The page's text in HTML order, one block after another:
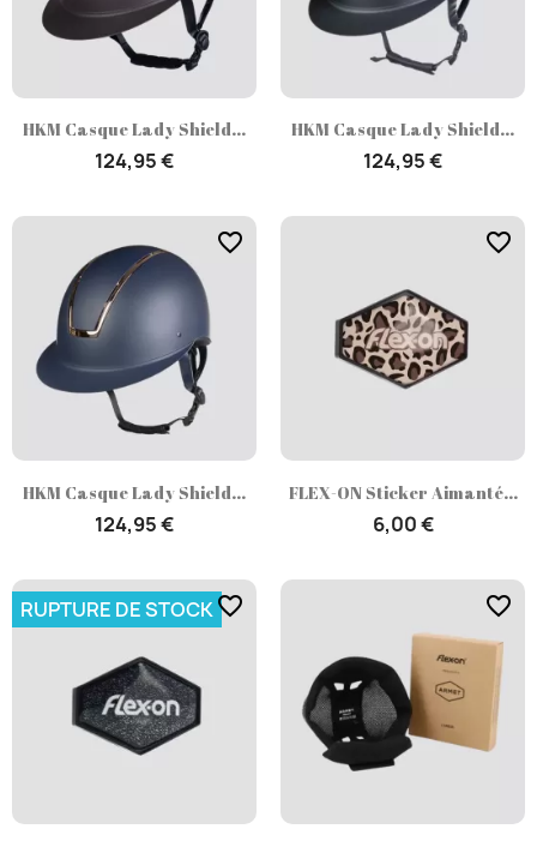
HKM Casque Lady Shield...
124,95 €
HKM Casque Lady Shield...
124,95 €
HKM Casque Lady Shield...
124,95 €
favorite_border
FLEX-ON Sticker Aimanté...
6,00 €
favorite_border
RUPTURE DE STOCKfavorite_border favorite_border